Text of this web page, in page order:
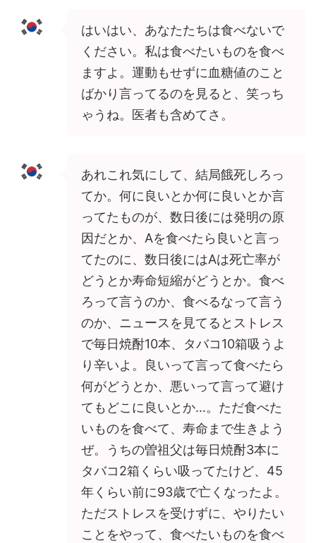
はいはい、あなたたちは食べないで
ください。私は食べたいものを食べ
ますよ。運動もせずに血糖値のこと
ばかり言ってるのを見ると、笑っち
ゃうね。医者も含めてさ。
あれこれ気にして、結局餓死しろっ
てか。何に良いとか何に良いとか言
ってたものが、数日後には発明の原
因だとか、Aを食べたら良いと言っ
てたのに、数日後にはAは死亡率が
どうとか寿命短縮がどうとか。食べ
ろって言うのか、食べるなって言う
のか、ニュースを見てるとストレス
で毎日焼酎10本、タバコ10箱吸うよ
り辛いよ。良いって言って食べたら
何がどうとか、悪いって言って避け
てもどこに良いとか…。ただ食べた
いものを食べて、寿命まで生きよう
ぜ。うちの曽祖父は毎日焼酎3本に
タバコ2箱くらい吸ってたけど、45
年くらい前に93歳で亡くなったよ。
ただストレスを受けずに、やりたい
ことをやって、食べたいものを食べ